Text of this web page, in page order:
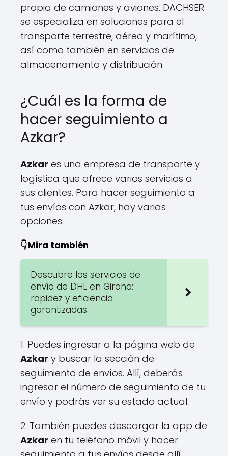
propia de camiones y aviones. DACHSER
se especializa en soluciones para el
transporte terrestre, aéreo y marítimo,
así como también en servicios de
almacenamiento y distribución.
¿Cuál es la forma de
hacer seguimiento a
Azkar?
Azkar es una empresa de transporte y
logística que ofrece varios servicios a
sus clientes. Para hacer seguimiento a
tus envíos con Azkar, hay varias
opciones:
👇Mira también
Descubre los servicios de
envío de DHL en Girona:
rapidez y eficiencia
garantizadas.
1. Puedes ingresar a la página web de
Azkar y buscar la sección de
seguimiento de envíos. Allí, deberás
ingresar el número de seguimiento de tu
envío y podrás ver su estado actual.
2. También puedes descargar la app de
Azkar en tu teléfono móvil y hacer